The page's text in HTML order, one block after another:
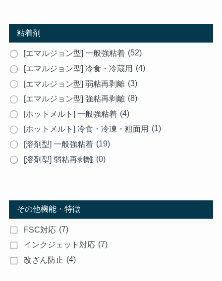
粘着剤
[エマルジョン型] 一般強粘着 (52)
[エマルジョン型] 冷食・冷蔵用 (4)
[エマルジョン型] 弱粘再剥離 (3)
[エマルジョン型] 強粘再剥離 (8)
[ホットメルト] 一般強粘着 (4)
[ホットメルト] 冷食・冷凍・粗面用 (1)
[溶剤型] 一般強粘着 (19)
[溶剤型] 弱粘再剥離 (0)
その他機能・特徴
FSC対応 (7)
インクジェット対応 (7)
改ざん防止 (4)